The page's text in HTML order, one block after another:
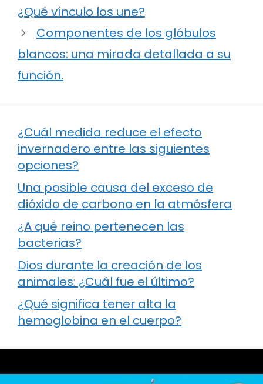
¿Qué vínculo los une?
Componentes de los glóbulos
blancos: una mirada detallada a su
función.
¿Cuál medida reduce el efecto
invernadero entre las siguientes
opciones?
Una posible causa del exceso de
dióxido de carbono en la atmósfera
¿A qué reino pertenecen las
bacterias?
Dios durante la creación de los
animales: ¿Cuál fue el último?
¿Qué significa tener alta la
hemoglobina en el cuerpo?